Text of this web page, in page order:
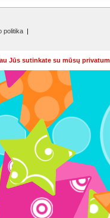
politika |
Jūs sutinkate su mūsų